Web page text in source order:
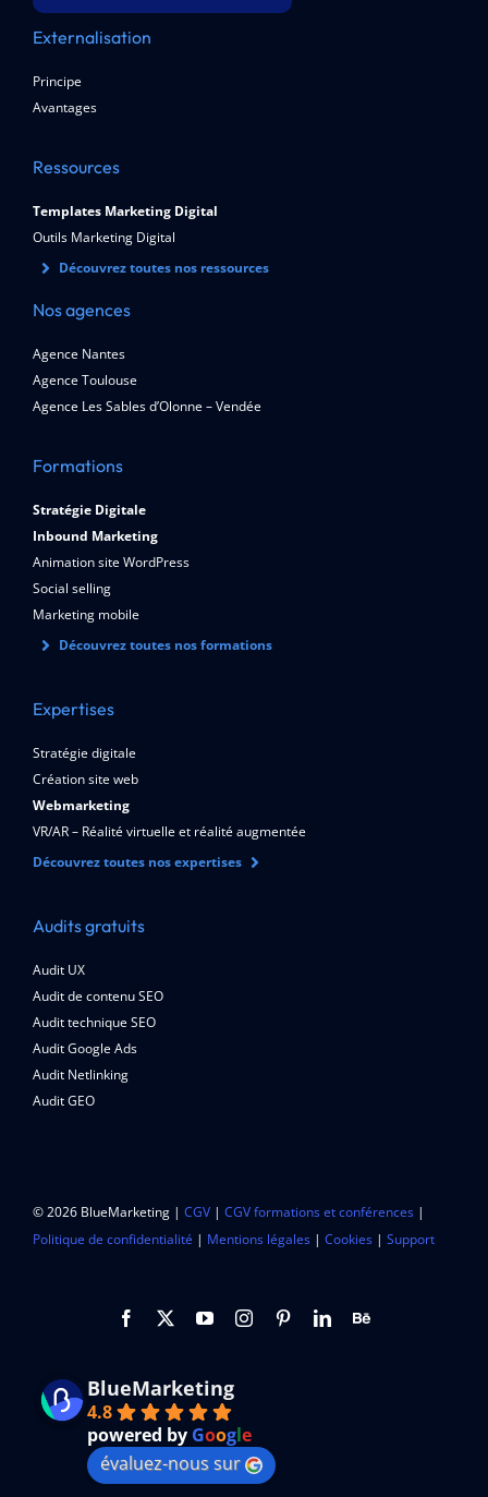
Externalisation
Principe
Avantages
Ressources
Templates Marketing Digital
Outils Marketing Digital
Découvrez toutes nos ressources
Nos agences
Agence Nantes
Agence Toulouse
Agence Les Sables d’Olonne – Vendée
Formations
Stratégie Digitale
Inbound Marketing
Animation site WordPress
Social selling
Marketing mobile
Découvrez toutes nos formations
Expertises
Stratégie digitale
Création site web
Webmarketing
VR/AR – Réalité virtuelle et réalité augmentée
Découvrez toutes nos expertises
Audits gratuits
Audit UX
Audit de contenu SEO
Audit technique SEO
Audit Google Ads
Audit Netlinking
Audit GEO
© 2026 BlueMarketing | CGV| CGV formations et conférences|
Politique de confidentialité | Mentions légales| Cookies| Support
BlueMarketing
4.8
powered by Google
évaluez-nous sur